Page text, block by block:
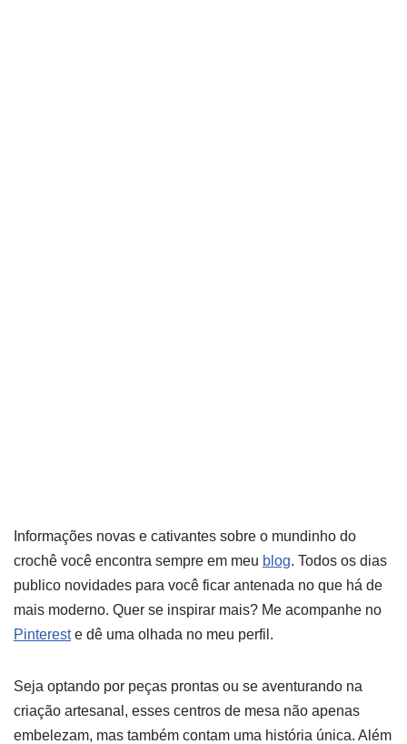
Informações novas e cativantes sobre o mundinho do
crochê você encontra sempre em meu blog. Todos os dias
publico novidades para você ficar antenada no que há de
mais moderno. Quer se inspirar mais? Me acompanhe no
Pintereste dê uma olhada no meu perfil.
Seja optando por peças prontas ou se aventurando na
criação artesanal, esses centros de mesa não apenas
embelezam, mas também contam uma história única. Além